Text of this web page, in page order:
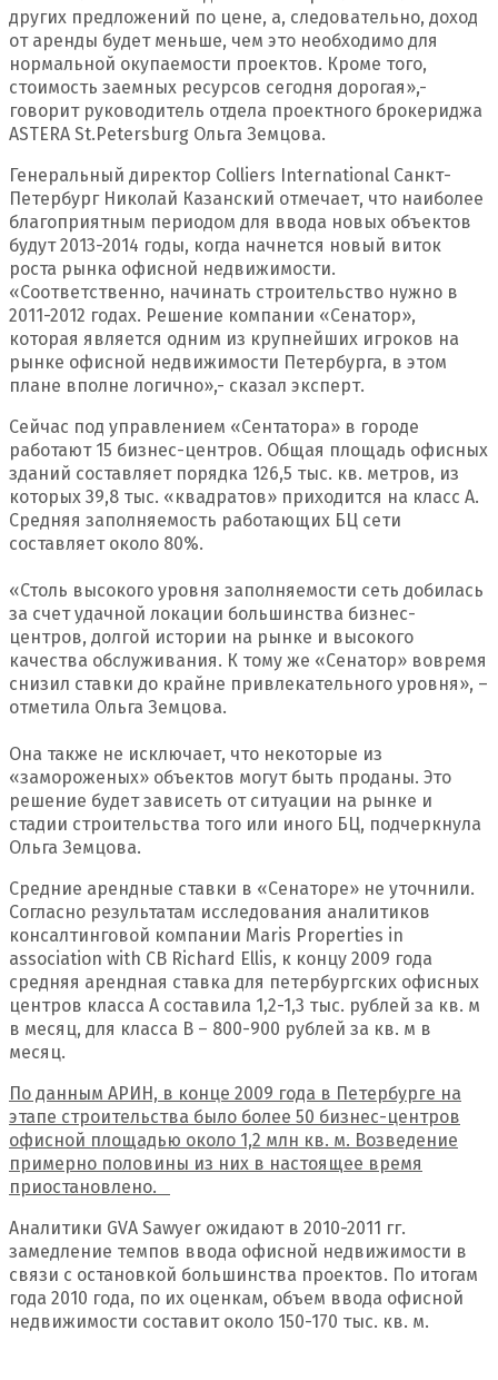
других предложений по цене, а, следовательно, доход
от аренды будет меньше, чем это необходимо для
нормальной окупаемости проектов. Кроме того,
стоимость заемных ресурсов сегодня дорогая»,-
говорит руководитель отдела проектного брокериджа
ASTERA St.Petersburg Ольга Земцова.
Генеральный директор Colliers International Санкт-
Петербург Николай Казанский отмечает, что наиболее
благоприятным периодом для ввода новых объектов
будут 2013-2014 годы, когда начнется новый виток
роста рынка офисной недвижимости.
«Соответственно, начинать строительство нужно в
2011-2012 годах. Решение компании «Сенатор»,
которая является одним из крупнейших игроков на
рынке офисной недвижимости Петербурга, в этом
плане вполне логично»,- сказал эксперт.
Сейчас под управлением «Сентатора» в городе
работают 15 бизнес-центров. Общая площадь офисных
зданий составляет порядка 126,5 тыс. кв. метров, из
которых 39,8 тыс. «квадратов» приходится на класс А.
Средняя заполняемость работающих БЦ сети
составляет около 80%.
«Столь высокого уровня заполняемости сеть добилась
за счет удачной локации большинства бизнес-
центров, долгой истории на рынке и высокого
качества обслуживания. К тому же «Сенатор» вовремя
снизил ставки до крайне привлекательного уровня», –
отметила Ольга Земцова.
Она также не исключает, что некоторые из
«замороженых» объектов могут быть проданы. Это
решение будет зависеть от ситуации на рынке и
стадии строительства того или иного БЦ, подчеркнула
Ольга Земцова.
Средние арендные ставки в «Сенаторе» не уточнили.
Согласно результатам исследования аналитиков
консалтинговой компании Maris Properties in
association with CB Richard Ellis, к концу 2009 года
средняя арендная ставка для петербургских офисных
центров класса А составила 1,2-1,3 тыс. рублей за кв. м
в месяц, для класса B – 800-900 рублей за кв. м в
месяц.
По данным АРИН, в конце 2009 года в Петербурге на
этапе строительства было более 50 бизнес-центров
офисной площадью около 1,2 млн кв. м. Возведение
примерно половины из них в настоящее время
приостановлено.
Аналитики GVA Sawyer ожидают в 2010-2011 гг.
замедление темпов ввода офисной недвижимости в
связи с остановкой большинства проектов. По итогам
года 2010 года, по их оценкам, объем ввода офисной
недвижимости составит около 150-170 тыс. кв. м.